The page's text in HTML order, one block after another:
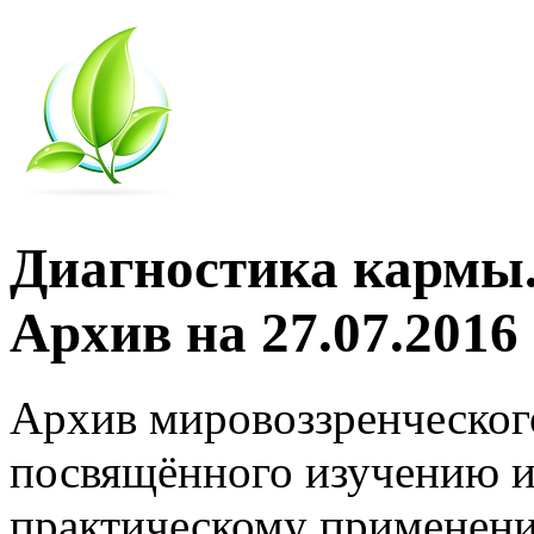
Диагностика
Архив на 27.07.2016
Архив
посвящённого изучению